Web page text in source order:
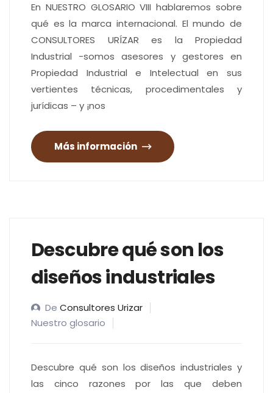
En NUESTRO GLOSARIO VIII hablaremos sobre
qué es la marca internacional. El mundo de
CONSULTORES URÍZAR es la Propiedad
Industrial -somos asesores y gestores en
Propiedad Industrial e Intelectual en sus
vertientes técnicas, procedimentales y
jurídicas – y ¡nos
Más información
Descubre qué son los
diseños industriales
De Consultores Urizar
Nuestro glosario
Descubre qué son los diseños industriales y
las cinco razones por las que deben